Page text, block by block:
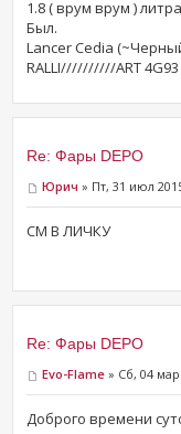
1.8 ( врум врум )
Был.
Lancer Cedia
RALLI//////////ART
Re: Фары DEPO
Юрич » Пт, 31 июл
СМ В ЛИЧКУ
Re: Фары DEPO
Evo-Flame » Сб, 04
Доброго времени